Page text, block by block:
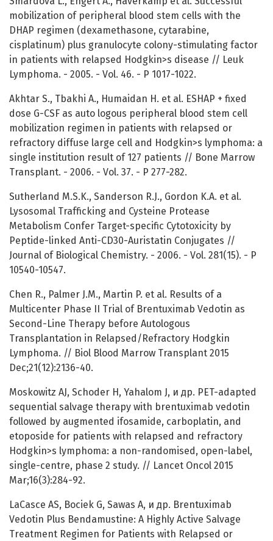
mobilization of peripheral blood stem cells with the
DHAP regimen (dexamethasone, cytarabine,
cisplatinum) plus granulocyte colony-stimulating factor
in patients with relapsed Hodgkin>s disease // Leuk
Lymphoma. - 2005. - Vol. 46. - P 1017-1022.
Akhtar S., Tbakhi A., Humaidan H. et al. ESHAP + fixed
dose G-CSF as auto logous peripheral blood stem cell
mobilization regimen in patients with relapsed or
refractory diffuse large cell and Hodgkin>s lymphoma: a
single institution result of 127 patients // Bone Marrow
Transplant. - 2006. - Vol. 37. - P 277-282.
Sutherland M.S.K., Sanderson R.J., Gordon K.A. et al.
Lysosomal Trafficking and Cysteine Protease
Metabolism Confer Target-specific Cytotoxicity by
Peptide-linked Anti-CD30-Auristatin Conjugates //
Journal of Biological Chemistry. - 2006. - Vol. 281(15). - P
10540-10547.
Chen R., Palmer J.M., Martin P. et al. Results of a
Multicenter Phase II Trial of Brentuximab Vedotin as
Second-Line Therapy before Autologous
Transplantation in Relapsed/Refractory Hodgkin
Lymphoma. // Biol Blood Marrow Transplant 2015
Dec;21(12):2136-40.
Moskowitz AJ, Schoder H, Yahalom J, и др. PET-adapted
sequential salvage therapy with brentuximab vedotin
followed by augmented ifosamide, carboplatin, and
etoposide for patients with relapsed and refractory
Hodgkin>s lymphoma: a non-randomised, open-label,
single-centre, phase 2 study. // Lancet Oncol 2015
Mar;16(3):284-92.
LaCasce AS, Bociek G, Sawas A, и др. Brentuximab
Vedotin Plus Bendamustine: A Highly Active Salvage
Treatment Regimen for Patients with Relapsed or